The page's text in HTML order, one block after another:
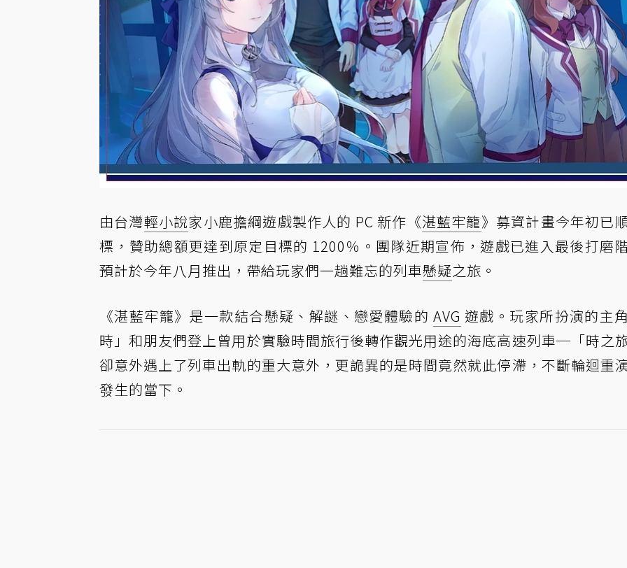
由台灣輕小說家小鹿擔綱遊戲製作人的 PC 新作《湛藍牢籠》募資計畫今年初已
標，贊助總額更達到原定目標的 1200％。團隊近期宣佈，遊戲已進入最後打磨
預計於今年八月推出，帶給玩家們一趟難忘的列車懸疑之旅。
《湛藍牢籠》是一款結合懸疑、解謎、戀愛體驗的 AVG 遊戲。玩家所扮演的主
時」和朋友們登上曾用於實驗時間旅行後轉作觀光用途的海底高速列車─「時之
卻意外遇上了列車出軌的重大意外，更詭異的是時間竟然就此停滯，不斷輪迴重
發生的當下。